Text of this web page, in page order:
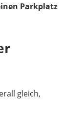
Parkplatz
gleich,